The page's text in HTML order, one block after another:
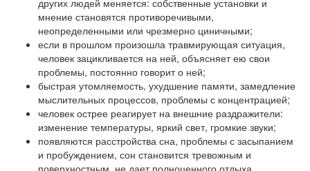
других людей меняется: собственные установки и
мнение становятся противоречивыми,
неопределенными или чрезмерно циничными;
если в прошлом произошла травмирующая ситуация,
человек зацикливается на ней, объясняет ею свои
проблемы, постоянно говорит о ней;
быстрая утомляемость, ухудшение памяти, замедление
мыслительных процессов, проблемы с концентрацией;
человек острее реагирует на внешние раздражители:
изменение температуры, яркий свет, громкие звуки;
появляются расстройства сна, проблемы с засыпанием
и пробуждением, сон становится тревожным и
поверхностным, не дает полноценного отдыха.